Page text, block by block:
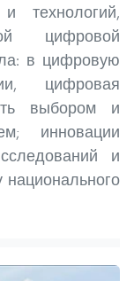
технологий,
цифровой
в цифровую
цифровая
выбором и
инновации
и